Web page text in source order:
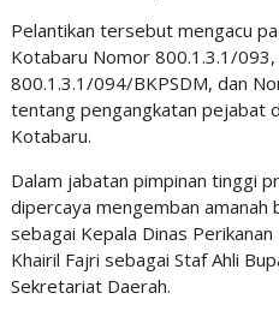
Pelantikan tersebut mengacu
Kotabaru Nomor 800.1.3.1/
800.1.3.1/094/BKPSDM, dan
tentang pengangkatan pejabat
Kotabaru.
Dalam jabatan pimpinan tinggi
dipercaya mengemban amanah
sebagai Kepala Dinas
Khairil Fajri sebagai Staf Ahli
Sekretariat Daerah.